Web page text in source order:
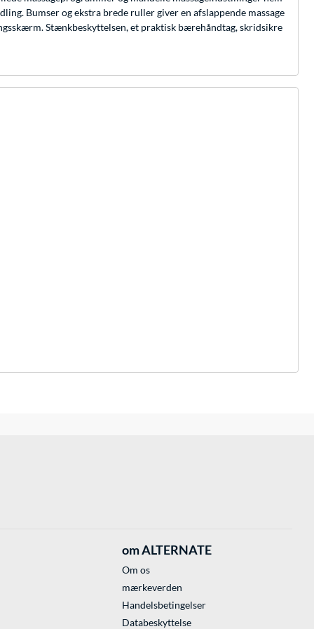
Bumser og ekstra brede ruller giver en afslappende massage
Stænkbeskyttelsen, et praktisk bærehåndtag, skridsikre
om ALTERNATE
Om os
mærkeverden
Handelsbetingelser
Databeskyttelse